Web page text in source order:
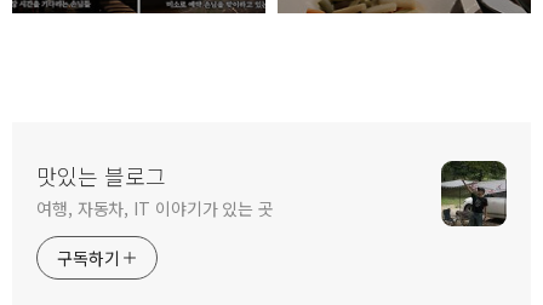
맛있는 블로그
여행, 자동차, IT 이야기가 있는 곳
구독하기